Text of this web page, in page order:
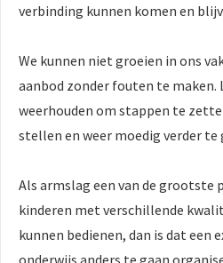
verbinding kunnen komen en
We kunnen niet groeien in ons
aanbod zonder fouten te maken.
weerhouden om stappen te
stellen en weer moedig verder te
Als armslag een van de grootste
kinderen met verschillende
kunnen bedienen, dan is dat een
onderwijs anders te gaan